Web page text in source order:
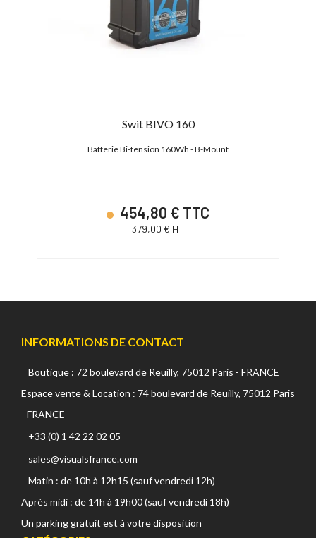
Swit BIVO 160
Batterie Bi-tension 160Wh - B-Mount
454,80 € TTC
379,00 € HT
INFORMATIONS DE CONTACT
Boutique : 72 boulevard de Reuilly, 75012 Paris - FRANCE
Espace vente & Location : 74 boulevard de Reuilly, 75012 Paris
- FRANCE
+33 (0) 1 42 22 02 05
sales@visualsfrance.com
Matin : de 10h à 12h15 (sauf vendredi 12h)
Après midi : de 14h à 19h00 (sauf vendredi 18h)
Un parking gratuit est à votre disposition